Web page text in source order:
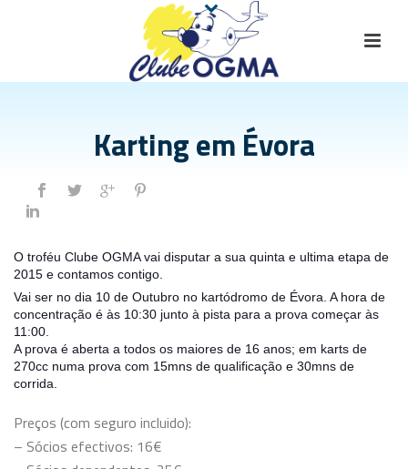
Karting em Évora
O troféu Clube OGMA vai disputar a sua quinta e ultima etapa de
2015 e contamos contigo.
Vai ser no dia 10 de Outubro no kartódromo de Évora. A hora de
concentração é às 10:30 junto à pista para a prova começar às
11:00.
A prova é aberta a todos os maiores de 16 anos; em karts de
270cc numa prova com 15mns de qualificação e 30mns de
corrida.
Preços (com seguro incluido):
– Sócios efectivos: 16€